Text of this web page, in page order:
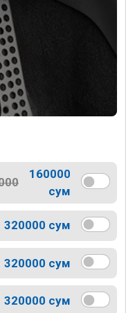
160000
сум
320000 сум
320000 сум
320000 сум